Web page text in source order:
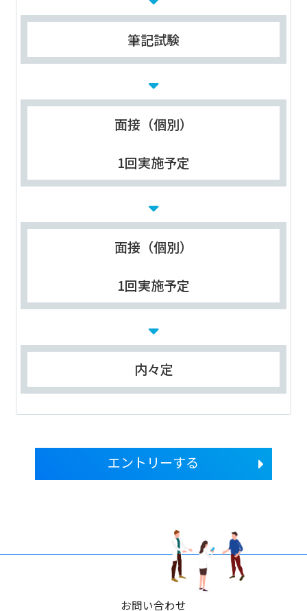
筆記試験
面接（個別）
1回実施予定
面接（個別）
1回実施予定
内々定
エントリーする
お問い合わせ